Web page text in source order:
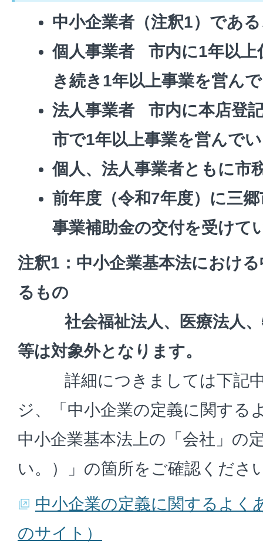
中小企業者（注釈1）であ
個人事業者 市内に1年以上
き続き1年以上事業を営ん
法人事業者 市内に本店登
市で1年以上事業を営んで
個人、法人事業者ともに市
前年度（令和7年度）に三
事業補助金の交付を受けて
注釈1：中小企業基本法におけ
るもの
社会福祉法人、医療法人、
等は対象外となります。
詳細につきましては下記中
ジ、「中小企業の定義に関する
中小企業基本法上の「会社」の
い。）」の箇所をご確認くださ
中小企業の定義に関するよく
のサイト）